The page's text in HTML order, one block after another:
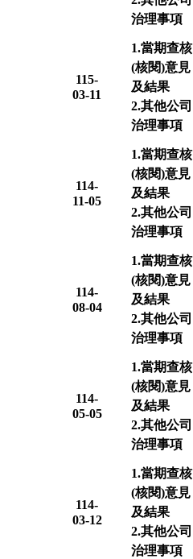
治理事項
115-
03-11
1.當期查核
(核閱)意見
及結果
2.其他公司
治理事項
114-
11-05
1.當期查核
(核閱)意見
及結果
2.其他公司
治理事項
114-
08-04
1.當期查核
(核閱)意見
及結果
2.其他公司
治理事項
114-
05-05
1.當期查核
(核閱)意見
及結果
2.其他公司
治理事項
114-
03-12
1.當期查核
(核閱)意見
及結果
2.其他公司
治理事項